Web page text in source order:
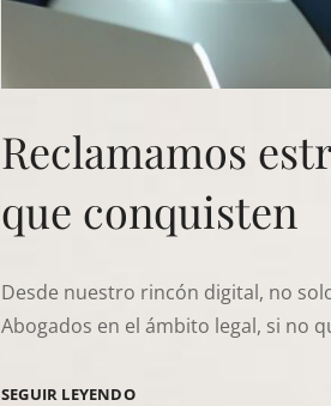
Reclamamos
que conquisten
Desde nuestro rincón digital, no
Abogados en el ámbito legal, si no
SEGUIR LEYENDORECLAMAMOS